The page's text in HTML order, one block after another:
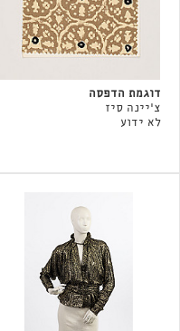
דוגמת הדפסה
צ'יינה סיז
לא ידוע